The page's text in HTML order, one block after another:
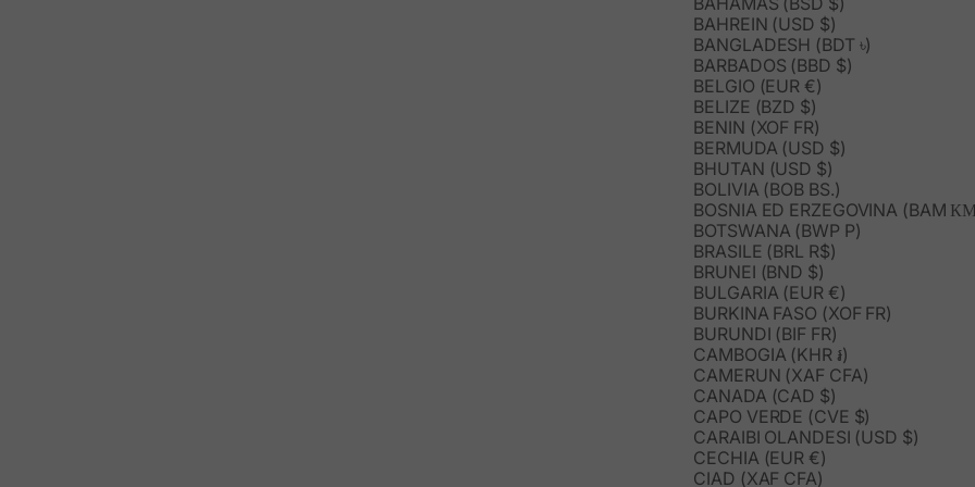
BAHREIN (USD $)
BANGLADESH (BDT ৳)
BARBADOS (BBD $)
BELGIO (EUR €)
BELIZE (BZD $)
BENIN (XOF FR)
BERMUDA (USD $)
BHUTAN (USD $)
BOLIVIA (BOB BS.)
BOSNIA ED ERZEGOVINA (BAM
BOTSWANA (BWP P)
BRASILE (BRL R$)
BRUNEI (BND $)
BULGARIA (EUR €)
BURKINA FASO (XOF FR)
BURUNDI (BIF FR)
CAMBOGIA (KHR ៛)
CAMERUN (XAF CFA)
CANADA (CAD $)
CAPO VERDE (CVE $)
CARAIBI OLANDESI (USD $)
CECHIA (EUR €)
CIAD (XAF CFA)